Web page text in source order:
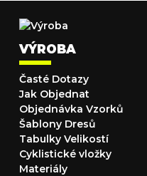
VÝROBA
Časté Dotazy
Jak Objednat
Objednávka Vzorků
Šablony Dresů
Tabulky Velikostí
Cyklistické vložky
Materiály